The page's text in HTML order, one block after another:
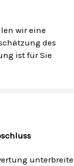
wir eine
des
ist für Sie